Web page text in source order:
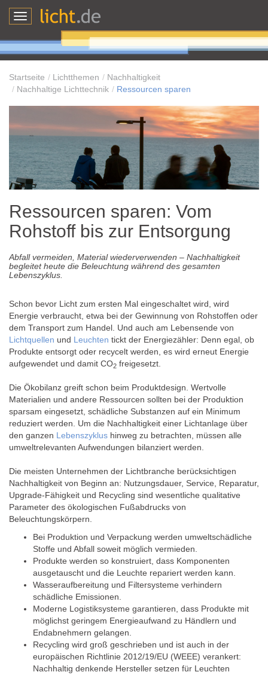
Toggle
Startseite Lichtthemen
Nachhaltigkeit
Nachhaltige Lichttechnik
Ressourcen sparen
Ressourcen sparen: Vom
Rohstoff bis zur Entsorgung
Abfall vermeiden, Material wiederverwenden – Nachhaltigkeit
begleitet heute die Beleuchtung während des gesamten
Lebenszyklus.
Schon bevor Licht zum ersten Mal eingeschaltet wird, wird
Energie verbraucht, etwa bei der Gewinnung von Rohstoffen oder
dem Transport zum Handel. Und auch am Lebensende von
Lichtquellen und Leuchten tickt der Energiezähler: Denn egal, ob
Produkte entsorgt oder recycelt werden, es wird erneut Energie
aufgewendet und damit CO2 freigesetzt.
Die Ökobilanz greift schon beim Produktdesign. Wertvolle
Materialien und andere Ressourcen sollten bei der Produktion
sparsam eingesetzt, schädliche Substanzen auf ein Minimum
reduziert werden. Um die Nachhaltigkeit einer Lichtanlage über
den ganzen Lebenszyklus hinweg zu betrachten, müssen alle
umweltrelevanten Aufwendungen bilanziert werden.
Die meisten Unternehmen der Lichtbranche berücksichtigen
Nachhaltigkeit von Beginn an: Nutzungsdauer, Service, Reparatur,
Upgrade-Fähigkeit und Recycling sind wesentliche qualitative
Parameter des ökologischen Fußabdrucks von
Beleuchtungskörpern.
Bei Produktion und Verpackung werden umweltschädliche
Stoffe und Abfall soweit möglich vermieden.
Produkte werden so konstruiert, dass Komponenten
ausgetauscht und die Leuchte repariert werden kann.
Wasseraufbereitung und Filtersysteme verhindern
schädliche Emissionen.
Moderne Logistiksysteme garantieren, dass Produkte mit
möglichst geringem Energieaufwand zu Händlern und
Endabnehmern gelangen.
Recycling wird groß geschrieben und ist auch in der
europäischen Richtlinie 2012/19/EU (WEEE) verankert:
Nachhaltig denkende Hersteller setzen für Leuchten